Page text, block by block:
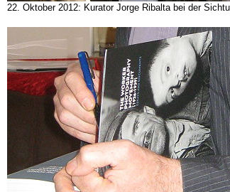
22. Oktober 2012: Kurator Jorge Ribalta bei der